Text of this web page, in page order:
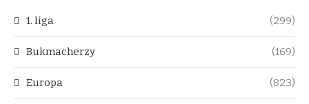
1. liga (299)
Bukmacherzy (169)
Europa (823)